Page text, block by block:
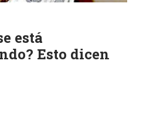
está
Esto dicen